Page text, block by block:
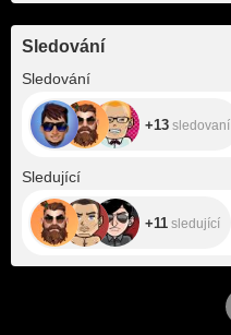
Sledování
Sledování
+13 sledovaní
Sledující
+11 sledující